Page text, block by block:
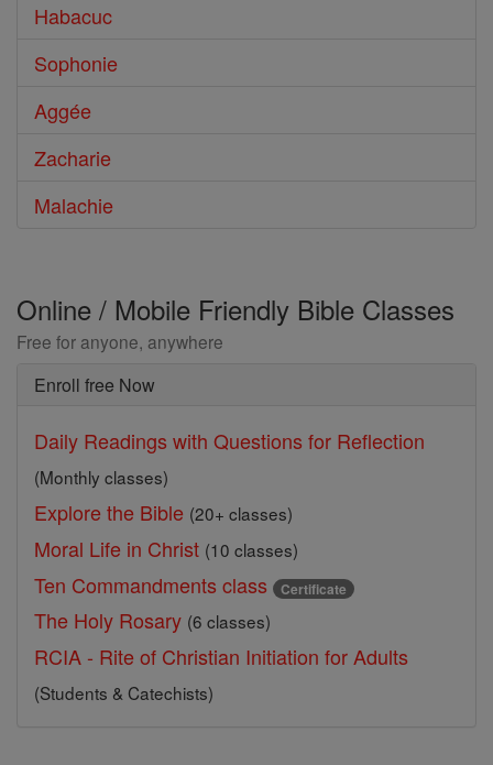
Habacuc
Sophonie
Aggée
Zacharie
Malachie
Online / Mobile Friendly Bible Classes
Free for anyone, anywhere
Enroll free Now
Daily Readings with Questions for Reflection
(Monthly classes)
Explore the Bible (20+ classes)
Moral Life in Christ (10 classes)
Ten Commandments class Certificate
The Holy Rosary (6 classes)
RCIA - Rite of Christian Initiation for Adults
(Students & Catechists)